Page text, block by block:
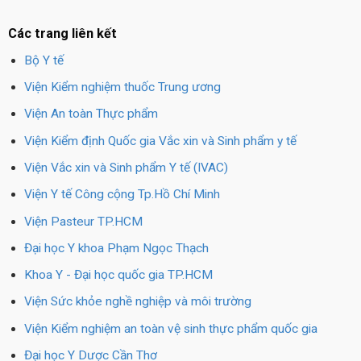
Các trang liên kết
Bộ Y tế
Viện Kiểm nghiệm thuốc Trung ương
Viện An toàn Thực phẩm
Viện Kiểm định Quốc gia Vắc xin và Sinh phẩm y tế
Viện Vắc xin và Sinh phẩm Y tế (IVAC)
Viện Y tế Công cộng Tp.Hồ Chí Minh
Viện Pasteur TP.HCM
Đại học Y khoa Phạm Ngọc Thạch
Khoa Y - Đại học quốc gia TP.HCM
Viện Sức khỏe nghề nghiệp và môi trường
Viện Kiểm nghiệm an toàn vệ sinh thực phẩm quốc gia
Đại học Y Dược Cần Thơ